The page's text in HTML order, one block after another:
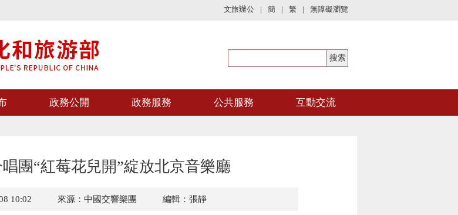
文旅辦公 | 簡 | 繁 | 無障礙瀏覽
政務公開 政務服務 公共服務 互動交流
團“紅莓花兒開”綻放北京音樂廳
10:02 來源：中國交響樂團 編輯：張靜